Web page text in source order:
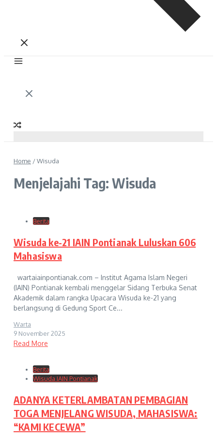
Home /Wisuda
Menjelajahi Tag: Wisuda
Berita
Wisuda ke-21 IAIN Pontianak Luluskan 606
Mahasiswa
wartaiainpontianak.com – Institut Agama Islam Negeri
(IAIN) Pontianak kembali menggelar Sidang Terbuka Senat
Akademik dalam rangka Upacara Wisuda ke-21 yang
berlangsung di Gedung Sport Ce...
Warta
9 November 2025
Read More
Berita
Wisuda IAIN Pontianak
ADANYA KETERLAMBATAN PEMBAGIAN
TOGA MENJELANG WISUDA, MAHASISWA:
“KAMI KECEWA”